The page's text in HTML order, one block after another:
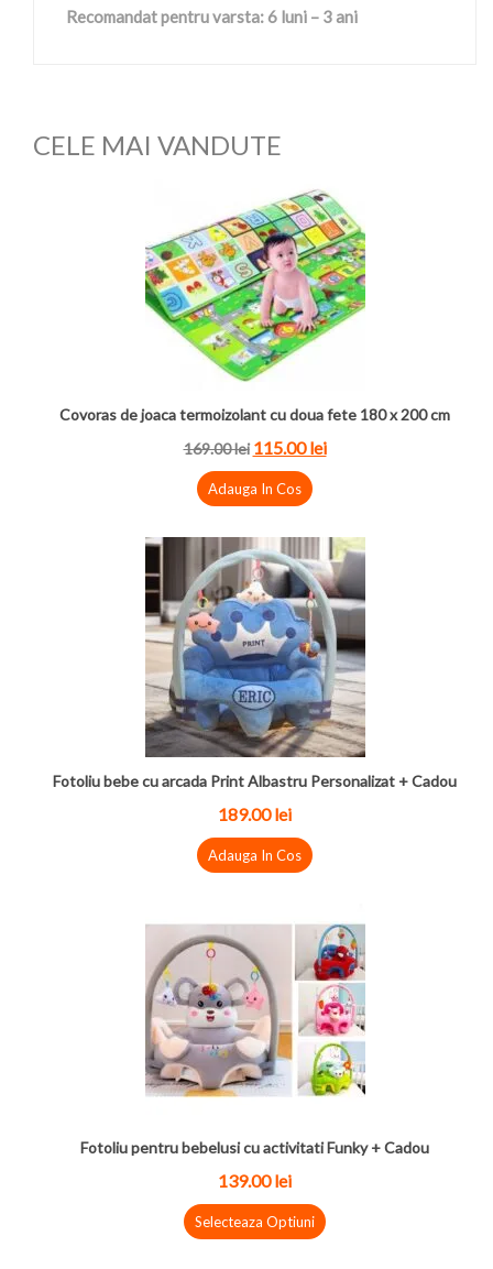
Recomandat pentru varsta: 6 luni – 3 ani
CELE MAI VANDUTE
Covoras de joaca termoizolant cu doua fete 180 x 200 cm
169.00 lei 115.00 lei
Adauga In Cos
Fotoliu bebe cu arcada Print Albastru Personalizat + Cadou
189.00 lei
Adauga In Cos
Fotoliu pentru bebelusi cu activitati Funky + Cadou
139.00 lei
Selecteaza Optiuni